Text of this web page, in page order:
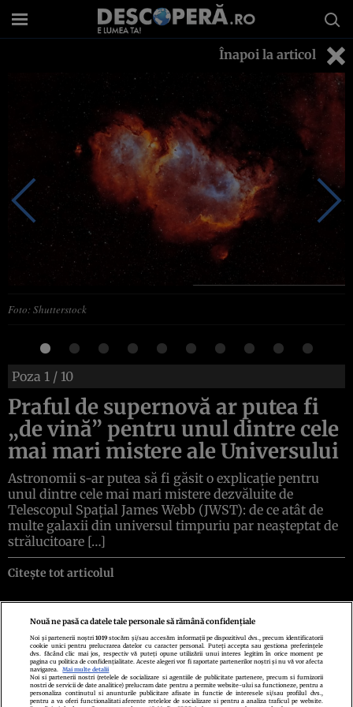
Înapoi la articol
Foto: Shutterstock
Poza 1 / 10
Praful de supernovă ar putea fi
„de vină” pentru unul dintre cele
mai mari mistere ale Universului
Astronomii s-ar putea să fi găsit o explicație pentru
unul dintre cele mai mari mistere dezvăluite de
Telescopul Spațial James Webb (JWST): de ce atât de
multe galaxii din universul timpuriu par neașteptat de
strălucitoare […]
Citește tot articolul
Politica de confidenţialitatePolitica de cookiesTermeni şi condiţii
Echipa redacționalăContactSetări Cookies
Nouă ne pasă ca datele tale personale să rămână confidențiale
Noi și partenerii noștri1019 stocăm și/sau accesăm informații pe dispozitivul dvs., precum identificatorii
cookie unici pentru prelucrarea datelor cu caracter personal. Puteți accepta sau gestiona preferințele
dvs. făcând clic mai jos, respectiv vă puteți opune utilizării unui interes legitim în orice moment pe
pagina cu politica de confidențialitate. Aceste alegeri vor fi raportate partenerilor noștri și nu vă vor afecta
navigarea.
Mai multe detalii
Noi si partenerii nostri (retelele de socializare si agentiile de publicitate partenere, precum si furnizorii
nostri de servicii de date analitice) prelucram date pentru a permite website-ului sa functioneze, pentru a
personaliza continutul si anunturile publicitare afisate in functie de interesele si/sau profilul dvs.,
pentru a va oferi functionalitati aferente retelelor de socializare si pentru a analiza traficul pe website.